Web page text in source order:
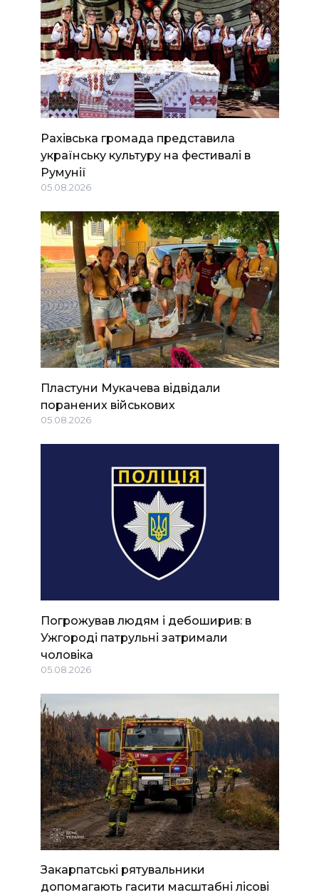
Рахівська громада представила
українську культуру на фестивалі в
Румунії
05.08.2026
Пластуни Мукачева відвідали
поранених військових
05.08.2026
Погрожував людям і дебоширив: в
Ужгороді патрульні затримали
чоловіка
05.08.2026
Закарпатські рятувальники
допомагають гасити масштабні лісові